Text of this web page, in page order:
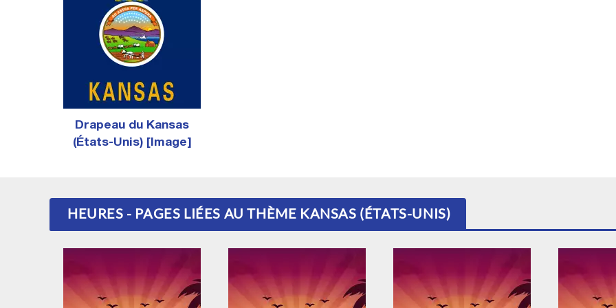
Drapeau du Kansas
(États-Unis) [Image]
HEURES - PAGES LIÉES AU THÈME KANSAS (ÉTATS-UNIS)